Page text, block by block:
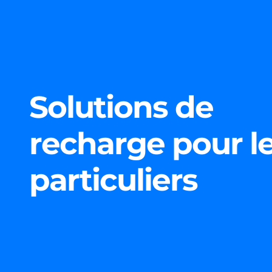
Solutions de
recharge pour
particuliers